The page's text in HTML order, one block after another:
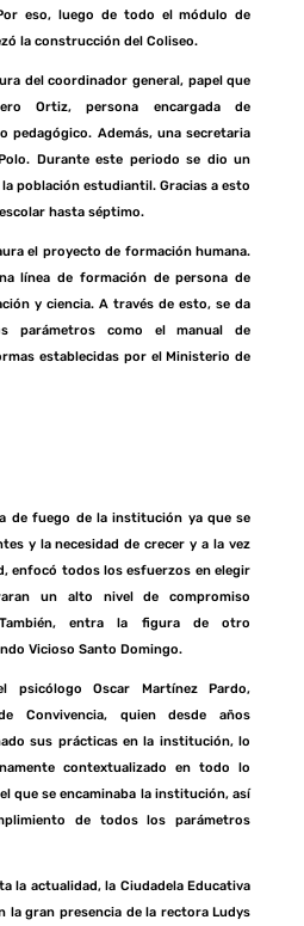
eso, luego de todo el módulo de
la construcción del Coliseo.
del coordinador general, papel que
Ortiz, persona encargada de
pedagógico. Además, una secretaria
Durante este periodo se dio un
población estudiantil. Gracias a esto
hasta séptimo.
el proyecto de formación humana.
línea de formación de persona de
y ciencia. A través de esto, se da
parámetros como el manual de
establecidas por el Ministerio de
de fuego de la institución ya que se
y la necesidad de crecer y a la vez
enfocó todos los esfuerzos en elegir
un alto nivel de compromiso
entra la figura de otro
Vicioso Santo Domingo.
Oscar Martínez Pardo,
Convivencia, quien desde años
sus prácticas en la institución, lo
contextualizado en todo lo
que se encaminaba la institución, así
de todos los parámetros
la actualidad, la Ciudadela Educativa
la gran presencia de la rectora Ludys